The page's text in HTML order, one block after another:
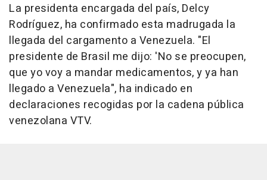
La presidenta encargada del país, Delcy
Rodríguez, ha confirmado esta madrugada la
llegada del cargamento a Venezuela. "El
presidente de Brasil me dijo: 'No se preocupen,
que yo voy a mandar medicamentos, y ya han
llegado a Venezuela", ha indicado en
declaraciones recogidas por la cadena pública
venezolana VTV.